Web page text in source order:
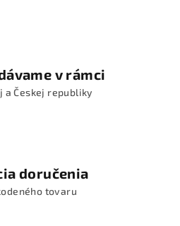
v rámci
a Českej republiky
doručenia
tovaru